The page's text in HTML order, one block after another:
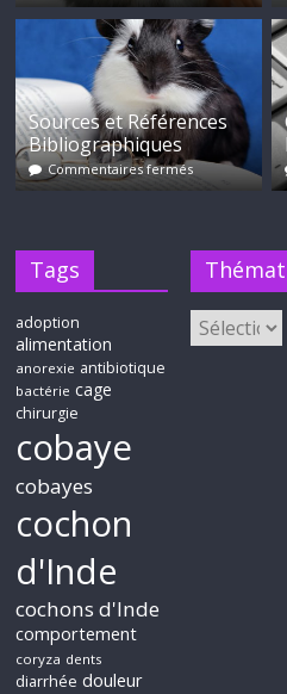
Sources et Références
Bibliographiques
Commentaires fermés
Tags
adoption
alimentation
anorexie antibiotique
bactérie cage
chirurgie
cobaye
cobayes
cochon
d'Inde
cochons d'Inde
comportement
coryza dents
diarrhée douleur